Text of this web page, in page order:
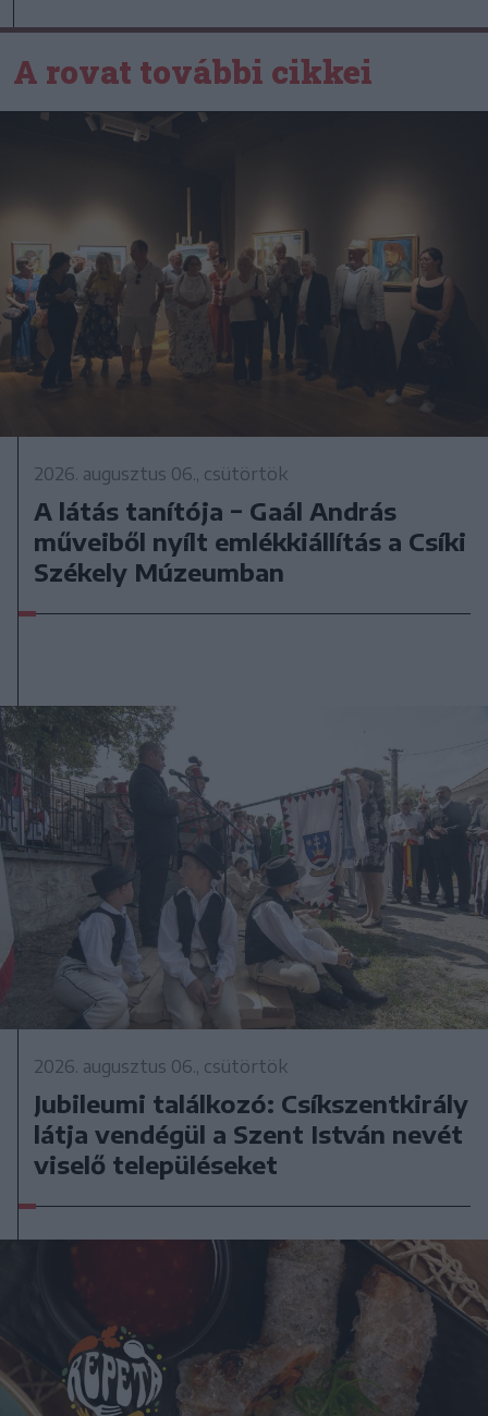
A rovat további cikkei
2026. augusztus 06., csütörtök
A látás tanítója − Gaál András
műveiből nyílt emlékkiállítás a Csíki
Székely Múzeumban
2026. augusztus 06., csütörtök
Jubileumi találkozó: Csíkszentkirály
látja vendégül a Szent István nevét
viselő településeket